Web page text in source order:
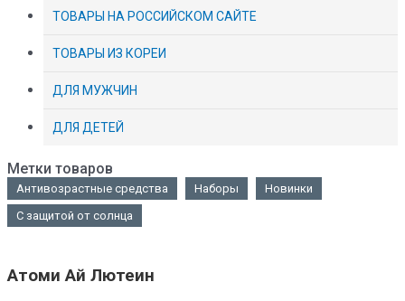
ТОВАРЫ НА РОССИЙСКОМ САЙТЕ
ТОВАРЫ ИЗ КОРЕИ
ДЛЯ МУЖЧИН
ДЛЯ ДЕТЕЙ
Метки товаров
Антивозрастные средства Наборы
Новинки
С защитой от солнца
Атоми Ай Лютеин